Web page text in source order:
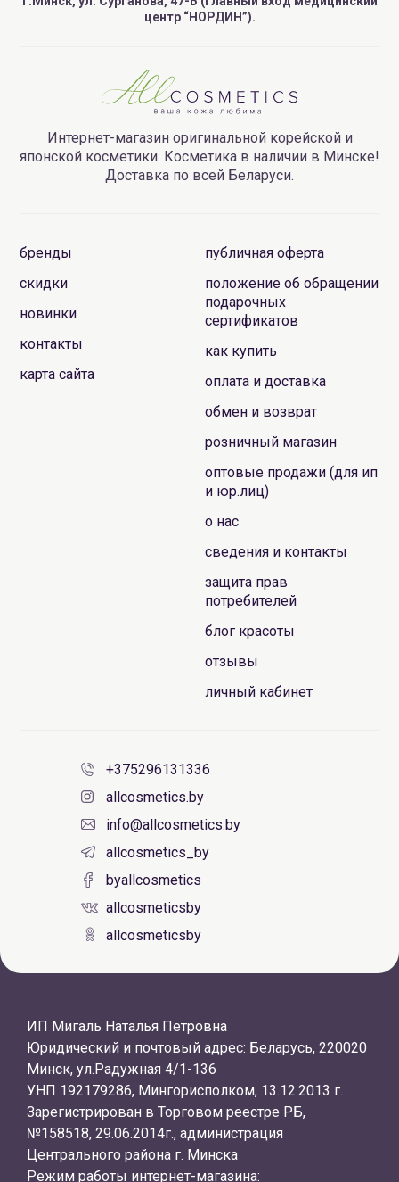
центр “НОРДИН”).
Интернет-магазин оригинальной корейской и
японской косметики. Косметика в наличии в Минске!
Доставка по всей Беларуси.
бренды
скидки
новинки
контакты
карта сайта
публичная оферта
положение об обращении
подарочных
сертификатов
как купить
оплата и доставка
обмен и возврат
розничный магазин
оптовые продажи (для ип
и юр.лиц)
о нас
сведения и контакты
защита прав
потребителей
блог красоты
отзывы
личный кабинет
+375296131336
allcosmetics.by
info@allcosmetics.by
allcosmetics_by
byallcosmetics
allcosmeticsby
allcosmeticsby
ИП Мигаль Наталья Петровна
Юридический и почтовый адрес: Беларусь, 220020
Минск, ул.Радужная 4/1-136
УНП 192179286, Мингорисполком, 13.12.2013 г.
Зарегистрирован в Торговом реестре РБ,
№158518, 29.06.2014г., администрация
Центрального района г. Минска
Режим работы интернет-магазина: